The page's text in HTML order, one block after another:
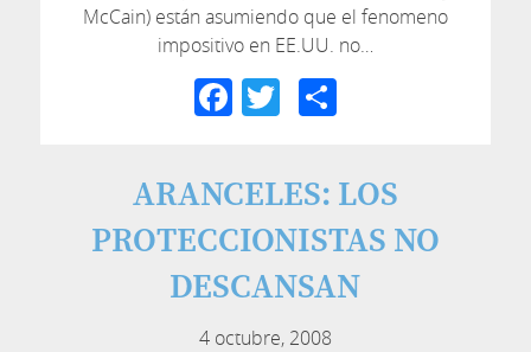
McCain) están asumiendo que el fenomeno
impositivo en EE.UU. no…
Facebook
TwitterCompartir
ARANCELES: LOS
PROTECCIONISTAS NO
DESCANSAN
4 octubre, 2008